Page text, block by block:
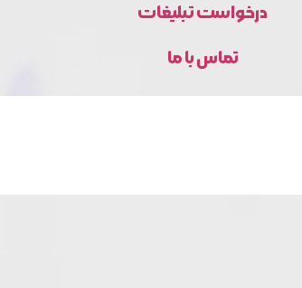
درخواست تبلیغات
تماس با ما